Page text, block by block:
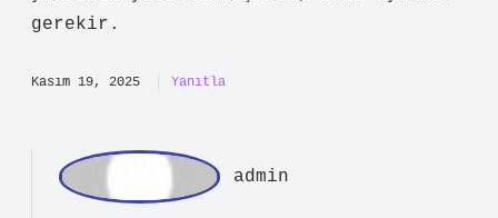
İslamiyet Sorularla İslamiyet seyyar-
saticidan-alisveris-… Sorularla
Cevap: Seyyar satıcılık yapmak ülü’l-
yüzünden yasaklanmış ise, buna uyulmak
gerekir.